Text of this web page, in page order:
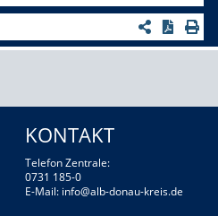
KONTAKT
Telefon Zentrale:
0731 185-0
E-Mail: info@alb-donau-kreis.de